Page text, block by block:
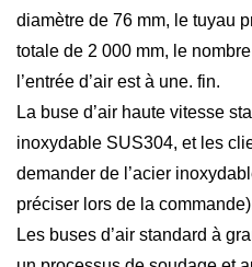
diamètre de 76 mm, le tuyau
totale de 2 000 mm, le
l’entrée d’air est à une. fin.
La buse d’air haute vitesse
inoxydable SUS304, et les
demander de l’acier
préciser lors de la
Les buses d’air standard à